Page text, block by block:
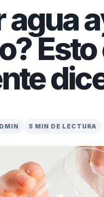
agua
5 MIN DE LECTURA